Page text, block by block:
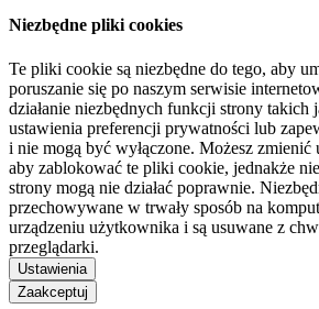
Niezbędne pliki cookies
Te pliki cookie są niezbędne do tego, aby
poruszanie się po naszym serwisie
działanie niezbędnych funkcji strony takich
ustawienia preferencji prywatności lub
i nie mogą być wyłączone. Możesz zmienić
aby zablokować te pliki cookie, jednakże
strony mogą nie działać poprawnie.
przechowywane w trwały sposób na
urządzeniu użytkownika i są usuwane z
przeglądarki.
Ustawienia
Zaakceptuj